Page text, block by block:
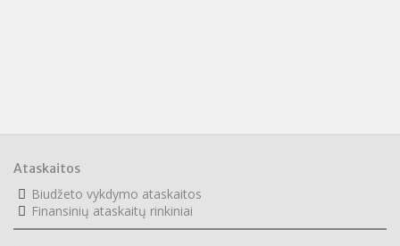
Ataskaitos
Biudžeto vykdymo ataskaitos
Finansinių ataskaitų rinkiniai